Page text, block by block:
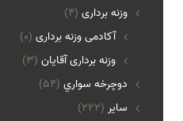
(4) وزنه برداری
آکادمی وزنه برداری (0)
وزنه برداری آقایان (3)
(54) دوچرخه سواري
(222) ساير